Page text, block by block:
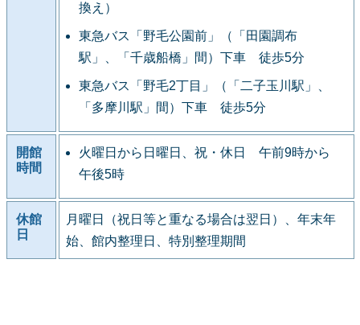
換え）
東急バス「野毛公園前」（「田園調布
駅」、「千歳船橋」間）下車 徒歩5分
東急バス「野毛2丁目」（「二子玉川駅」、
「多摩川駅」間）下車 徒歩5分
開館
時間
火曜日から日曜日、祝・休日 午前9時から
午後5時
休館
日
月曜日（祝日等と重なる場合は翌日）、年末年
始、館内整理日、特別整理期間